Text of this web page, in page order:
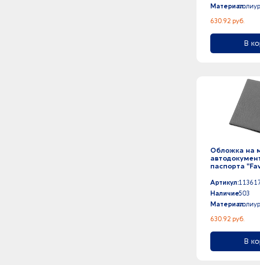
Материал:
630.92 руб.
В
Обложка на
паспорта
Артикул:
Наличие:503
Материал:
630.92 руб.
В